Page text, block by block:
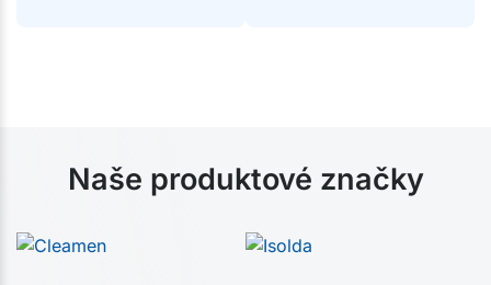
Naše produktové značky